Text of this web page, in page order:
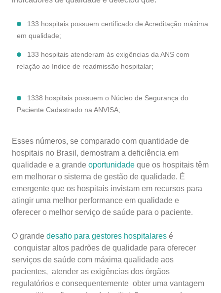
133 hospitais possuem certificado de Acreditação máxima
em qualidade;
133 hospitais atenderam às exigências da ANS com
relação ao índice de readmissão hospitalar;
1338 hospitais possuem o Núcleo de Segurança do
Paciente Cadastrado na ANVISA;
Esses números, se comparado com quantidade de
hospitais no Brasil, demostram a deficiência em
qualidade e a grande oportunidade que os hospitais têm
em melhorar o sistema de gestão de qualidade. É
emergente que os hospitais invistam em recursos para
atingir uma melhor performance em qualidade e
oferecer o melhor serviço de saúde para o paciente.
O grande desafio para gestores hospitalares é
conquistar altos padrões de qualidade para oferecer
serviços de saúde com máxima qualidade aos
pacientes, atender as exigências dos órgãos
regulatórios e consequentemente obter uma vantagem